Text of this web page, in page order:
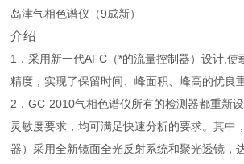
岛津气相色谱仪（9成新）
介绍
1．采用新一代AFC（*的流量控制器）设计,使
精度，实现了保留时间、峰面积、峰高的优良
2．GC-2010气相色谱仪所有的检测器都重新
灵敏度要求，均可满足快速分析的要求。其中
器）采用全新镜面全光反射系统和聚光透镜，